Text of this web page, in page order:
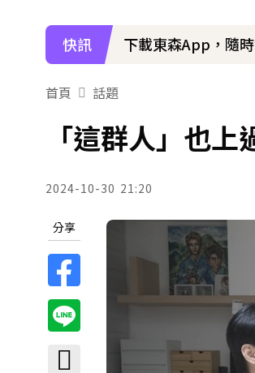
快訊 下載東森App，隨
首頁 話題
「這群人」也
2024-10-30 21:20
分享